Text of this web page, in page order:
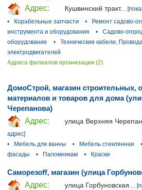
Адрес:
Кушвинский тракт...
•
Корабельные запчасти •
Ремонт садово-
инструмента и оборудования
•
Садово-
оборудование
• Технические кабели, Провода
электродвигателей
Адреса филиалов организации (2)
ДомоСтрой, магазин строительных,
материалов и товаров для дома
Черепанова)
Адрес:
улица Верхняя
адрес]
•
Мебель для ванны • Мебель стеклянная •
фасады
• Паломникам • Краски
Саморезoff, магазин (улица
Адрес:
улица Горбуновская...